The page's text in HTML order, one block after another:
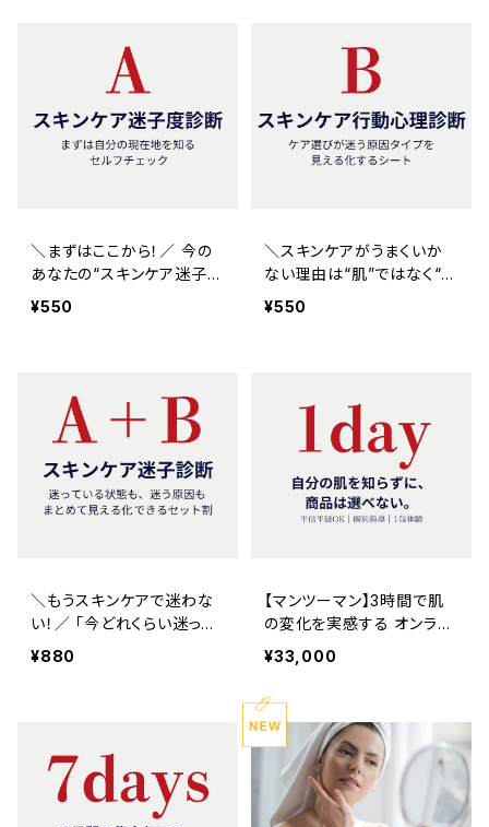
＼まずはここから！／ 今の
あなたの“スキンケア迷子レ
ベル”が3分でわかるセルフ
¥550
＼スキンケアがうまくいか
ない理由は“肌”ではなく“思
考”にある？／ ケア迷いを
¥550
＼もうスキンケアで迷わな
い！／ 「今どれくらい迷って
いるか」と「なぜ迷うのか」
¥880
【マンツーマン】3時間で肌
の変化を実感する オンライ
ンスキンケア講座｜ダイヤ
モンドスキンジェルパック（8
包入）×１箱付き
¥33,000